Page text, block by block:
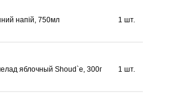
напій, 750мл 1 шт.
яблочный Shoud`e, 300г 1 шт.